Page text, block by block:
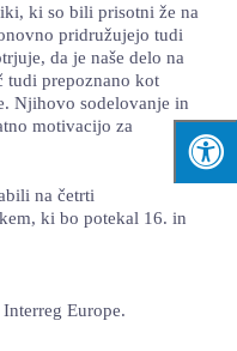
ki so bili prisotni že na
pridružujejo tudi
da je naše delo na
tudi prepoznano kot
Njihovo sodelovanje in
motivacijo za
na četrti
ki bo potekal 16. in
Europe.